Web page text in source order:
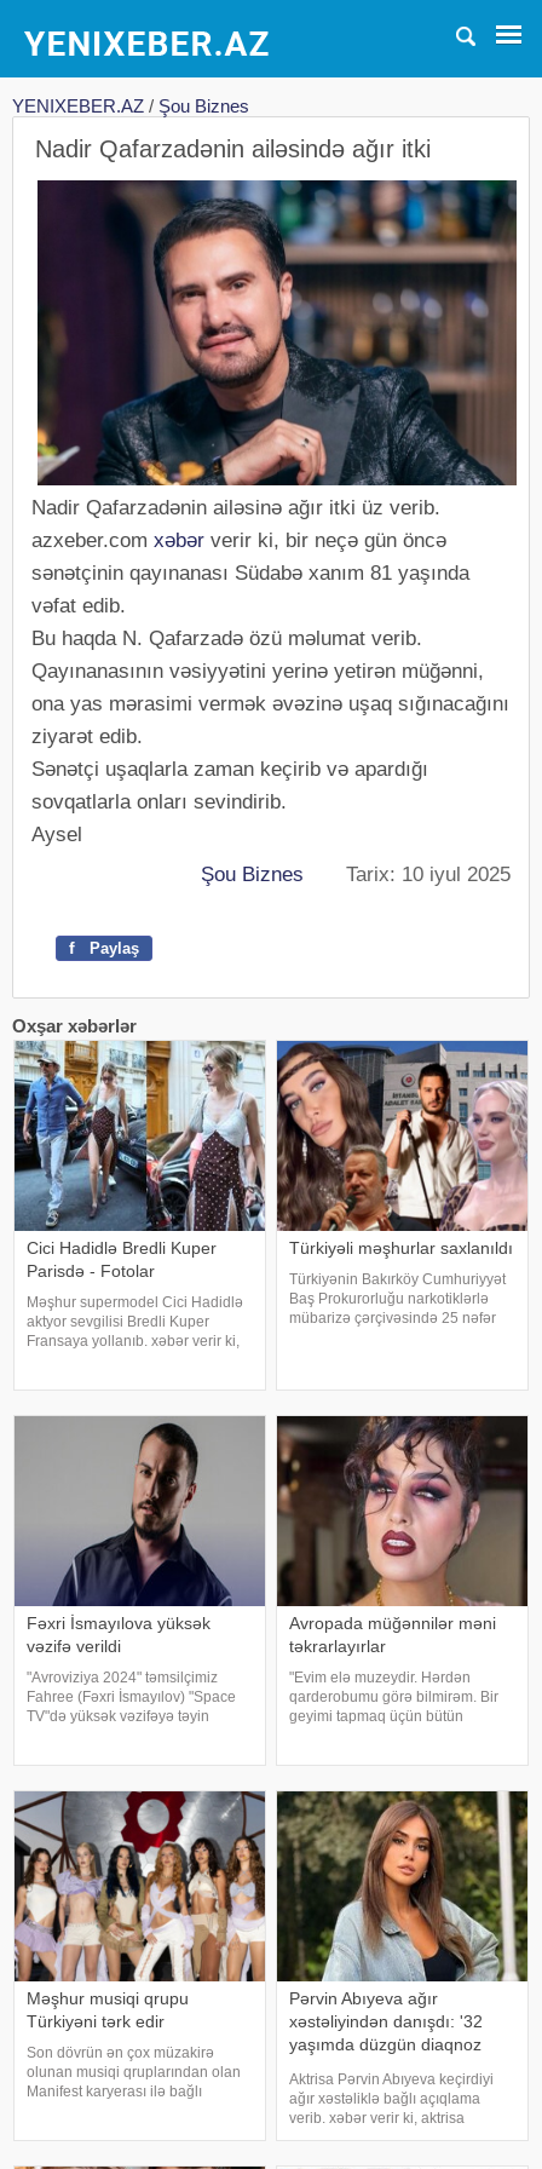
YENIXEBER.AZ / Şou Biznes
Nadir Qafarzadənin ailəsində ağır itki
Nadir Qafarzadənin ailəsinə ağır itki üz verib.
azxeber.com xəbər verir ki, bir neçə gün öncə
sənətçinin qayınanası Südabə xanım 81 yaşında
vəfat edib.
Bu haqda N. Qafarzadə özü məlumat verib.
Qayınanasının vəsiyyətini yerinə yetirən müğənni,
ona yas mərasimi vermək əvəzinə uşaq sığınacağını
ziyarət edib.
Sənətçi uşaqlarla zaman keçirib və apardığı
sovqatlarla onları sevindirib.
Aysel
Şou Biznes Tarix: 10 iyul 2025
f Paylaş
Oxşar xəbərlər
Cici Hadidlə Bredli Kuper
Parisdə - Fotolar
Məşhur supermodel Cici Hadidlə
aktyor sevgilisi Bredli Kuper
Fransaya yollanıb. xəbər verir ki,
Malikdən ayrıldıqdan sonra Cicini
Türkiyəli məşhurlar saxlanıldı
Türkiyənin Bakırköy Cumhuriyyət
Baş Prokurorluğu narkotiklərlə
mübarizə çərçivəsində 25 nəfər
sahiblərinin olduğu bildirilib.
Əməliyya
Fəxri İsmayılova yüksək
vəzifə verildi
"Avroviziya 2024" təmsilçimiz
Fahree (Fəxri İsmayılov) "Space
TV"də yüksək vəzifəyə təyin
TV"ni
Avropada müğənnilər məni
təkrarlayırlar
"Evim elə muzeydir. Hərdən
qarderobumu görə bilmirəm. Bir
geyimi tapmaq üçün bütün
bildirir ki, bu sözləri Əməkdar artis
Məşhur musiqi qrupu
Türkiyəni tərk edir
Son dövrün ən çox müzakirə
olunan musiqi qruplarından olan
Manifest karyerası ilə bağlı
Pərvin Abıyeva ağır
xəstəliyindən danışdı: '32
yaşımda düzgün diaqnoz
Aktrisa Pərvin Abıyeva keçirdiyi
ağır xəstəliklə bağlı açıqlama
verib. xəbər verir ki, aktrisa
axlorhidriya xəstəliyindən əziyyət